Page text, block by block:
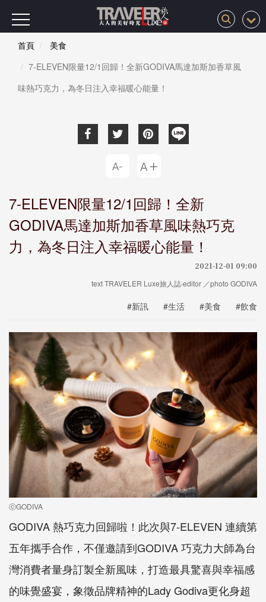
首頁
美食
7-ELEVEN限量12/1回歸！全新GODIVA馬達加斯加香草風
味熱巧克力，為冬日注入幸福暖心能量！
7-ELEVEN限量12/1回歸！全新
GODIVA馬達加斯加香草風味熱巧克
力，為冬日注入幸福暖心能量！
2021-12-01 09:00
text TRAVELER Luxe旅人誌‧editor ／photo GODIVA
#新訊 #生活 #美食 #飲食
ⓒGODIVA
GODIVA 熱巧克力回歸啦！此次與7-ELEVEN 連續第
五年攜手合作，不僅邀請到GODIVA 巧克力大師為台
灣消費者量身訂製全新風味，打造最具驚喜與幸福感
的味覺盛宴，象徵品牌精神的Lady Godiva更化身超